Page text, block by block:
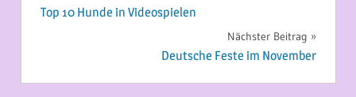
Top 10 Hunde in Videospielen
Nächster Beitrag
Deutsche Feste im November